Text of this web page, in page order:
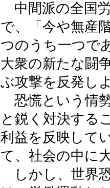
中間派の全国
で、「今や無産
つのうち一つで
大衆の新たな闘
ぶ攻撃を反発し
恐慌という情
と鋭く対決する
利益を反映して
て、社会の中に
しかし、世界